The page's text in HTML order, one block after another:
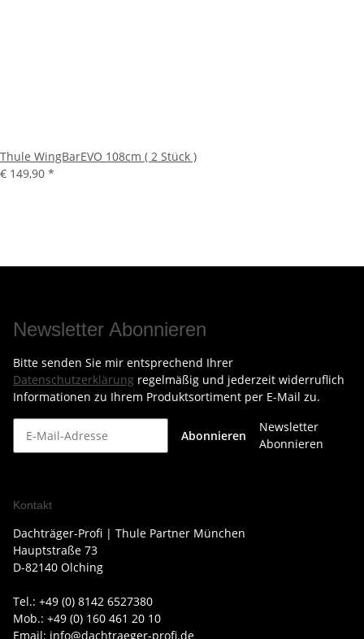
Thule WingBarEVO 108cm ( 2 Stück )
€ 149,90 *
Newsletter Abonnieren
Bitte senden Sie mir entsprechend Ihrer
Datenschutzerklärung regelmäßig und jederzeit widerruflich
Informationen zu Ihrem Produktsortiment per E-Mail zu.
Abonnieren
Newsletter
Abonnieren
Kontakt
Dachträger-Profi | Thule Partner München
Hauptstraße 73
D-82140 Olching
Tel.: +49 (0) 8142 6527380
Mob.: +49 (0) 160 461 20 10
Email: info@dachtraeger-profi.de